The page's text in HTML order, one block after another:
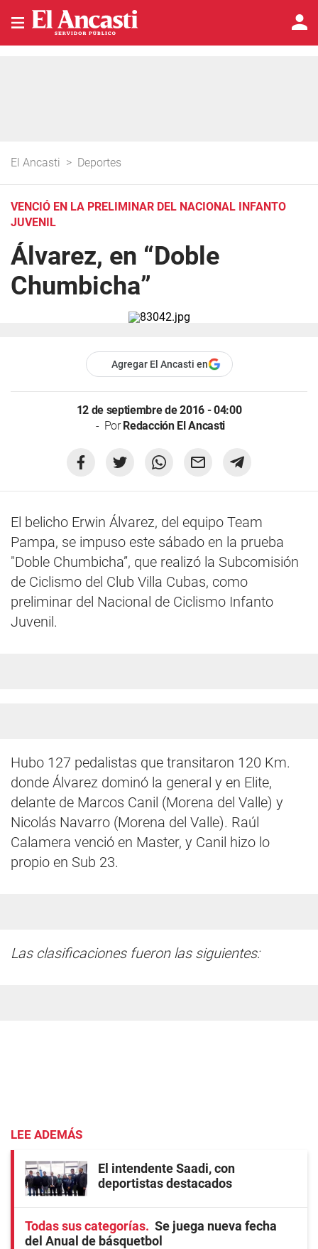
El Ancasti > Deportes
VENCIÓ EN LA PRELIMINAR DEL NACIONAL INFANTO
JUVENIL
Álvarez, en “Doble
Chumbicha”
Agregar El Ancasti en
12 de septiembre de 2016 - 04:00
PorRedacción El Ancasti
El belicho Erwin Álvarez, del equipo Team
Pampa, se impuso este sábado en la prueba
"Doble Chumbicha”, que realizó la Subcomisión
de Ciclismo del Club Villa Cubas, como
preliminar del Nacional de Ciclismo Infanto
Juvenil.
Hubo 127 pedalistas que transitaron 120 Km.
donde Álvarez dominó la general y en Elite,
delante de Marcos Canil (Morena del Valle) y
Nicolás Navarro (Morena del Valle). Raúl
Calamera venció en Master, y Canil hizo lo
propio en Sub 23.
Las clasificaciones fueron las siguientes:
LEE ADEMÁS
El intendente Saadi, con
deportistas destacados
Todas sus categorías
Se juega nueva fecha
del Anual de básquetbol